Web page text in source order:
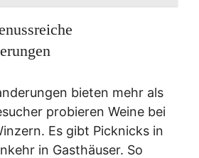
bieten mehr als
probieren Weine bei
Es gibt Picknicks in
in Gasthäuser. So